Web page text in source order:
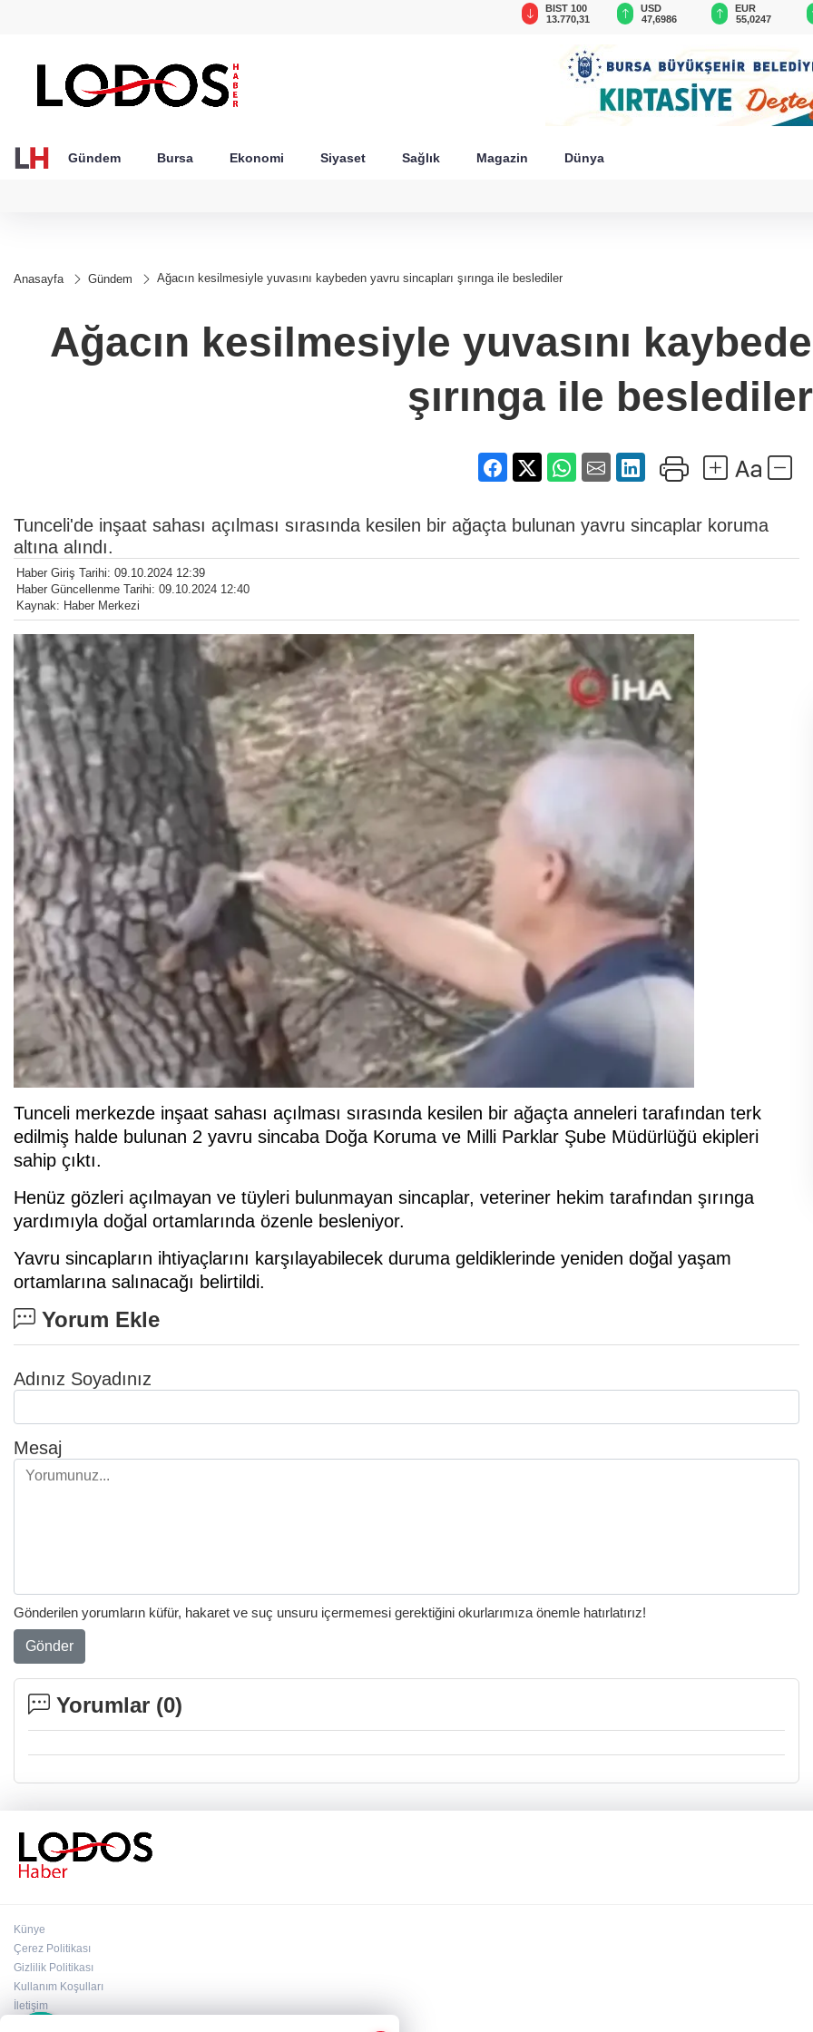
BIST 100
13.770,31
USD
47,6986
EUR
55,0247
Gündem Bursa Ekonomi Siyaset Sağlık Magazin Dünya
Anasayfa Gündem Ağacın kesilmesiyle yuvasını kaybeden yavru sincapları şırınga ile beslediler
Ağacın kesilmesiyle yuvasını
şırınga ile beslediler
Tunceli'de inşaat sahası açılması sırasında kesilen bir ağaçta bulunan yavru sincaplar koruma
altına alındı.
Haber Giriş Tarihi: 09.10.2024 12:39
Haber Güncellenme Tarihi: 09.10.2024 12:40
Kaynak: Haber Merkezi
Tunceli merkezde inşaat sahası açılması sırasında kesilen bir ağaçta anneleri tarafından terk
edilmiş halde bulunan 2 yavru sincaba Doğa Koruma ve Milli Parklar Şube Müdürlüğü ekipleri
sahip çıktı.
Henüz gözleri açılmayan ve tüyleri bulunmayan sincaplar, veteriner hekim tarafından şırınga
yardımıyla doğal ortamlarında özenle besleniyor.
Yavru sincapların ihtiyaçlarını karşılayabilecek duruma geldiklerinde yeniden doğal yaşam
ortamlarına salınacağı belirtildi.
Yorum Ekle
Adınız Soyadınız
Mesaj
Gönderilen yorumların küfür, hakaret ve suç unsuru içermemesi gerektiğini okurlarımıza önemle hatırlatırız!
Gönder
Yorumlar (0)
Künye
Çerez Politikası
Gizlilik Politikası
Kullanım Koşulları
İletişim
Whatsapp×